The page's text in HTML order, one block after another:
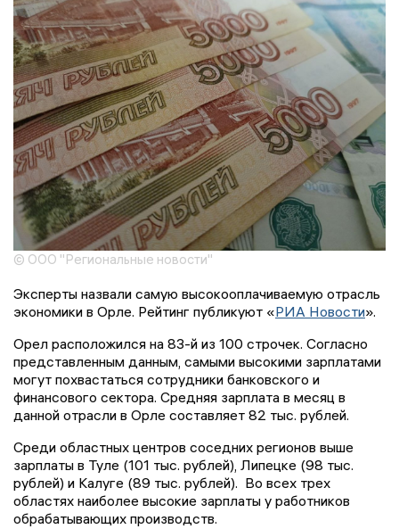
© ООО "Региональные новости"
Эксперты назвали самую высокооплачиваемую отрасль
экономики в Орле. Рейтинг публикуют «РИА Новости».
Орел расположился на 83-й из 100 строчек. Согласно
представленным данным, самыми высокими зарплатами
могут похвастаться сотрудники банковского и
финансового сектора. Средняя зарплата в месяц в
данной отрасли в Орле составляет 82 тыс. рублей.
Среди областных центров соседних регионов выше
зарплаты в Туле (101 тыс. рублей), Липецке (98 тыс.
рублей) и Калуге (89 тыс. рублей). Во всех трех
областях наиболее высокие зарплаты у работников
обрабатывающих производств.